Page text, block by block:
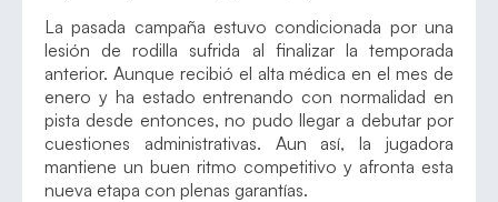
La pasada campaña estuvo condicionada por una
lesión de rodilla sufrida al finalizar la temporada
anterior. Aunque recibió el alta médica en el mes de
enero y ha estado entrenando con normalidad en
pista desde entonces, no pudo llegar a debutar por
cuestiones administrativas. Aun así, la jugadora
mantiene un buen ritmo competitivo y afronta esta
nueva etapa con plenas garantías.